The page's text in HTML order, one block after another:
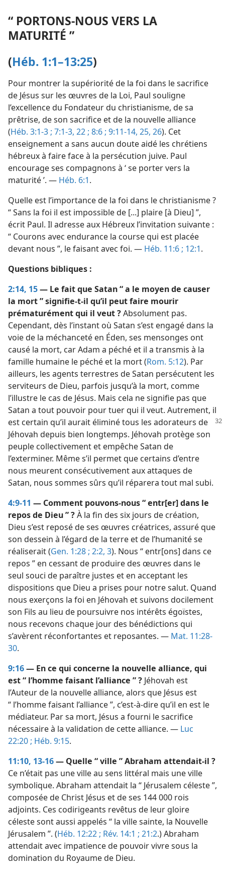
“ PORTONS-​NOUS VERS LA
MATURITÉ ”
(Héb. 1:1–13:25)
Pour montrer la supériorité de la foi dans le sacrifice
de Jésus sur les œuvres de la Loi, Paul souligne
l’excellence du Fondateur du christianisme, de sa
prêtrise, de son sacrifice et de la nouvelle alliance
(Héb. 3:1-3 ; 7:1-3, 22 ; 8:6 ; 9:11-14, 25, 26). Cet
enseignement a sans aucun doute aidé les chrétiens
hébreux à faire face à la persécution juive. Paul
encourage ses compagnons à ‘ se porter vers la
maturité ’. — Héb. 6:1.
Quelle est l’importance de la foi dans le christianisme ?
“ Sans la foi il est impossible de [...] plaire [à Dieu] ”,
écrit Paul. Il adresse aux Hébreux l’invitation suivante :
“ Courons avec endurance la course qui est placée
devant nous ”, le faisant avec foi. — Héb. 11:6 ; 12:1.
Questions bibliques :
2:14, 15— Le fait que Satan “ a le moyen de causer
la mort ” signifie-​t-​il qu’il peut faire mourir
prématurément qui il veut ?Absolument pas.
Cependant, dès l’instant où Satan s’est engagé dans la
voie de la méchanceté en Éden, ses mensonges ont
causé la mort, car Adam a péché et il a transmis à la
famille humaine le péché et la mort (Rom. 5:12). Par
ailleurs, les agents terrestres de Satan persécutent les
serviteurs de Dieu, parfois jusqu’à la mort, comme
l’illustre le cas de Jésus. Mais cela ne signifie pas que
Satan a tout pouvoir pour tuer qui il veut. Autrement, il
est certain qu’il aurait éliminé tous les adorateurs de
Jéhovah depuis bien longtemps. Jéhovah protège son
peuple collectivement et empêche Satan de
l’exterminer. Même s’il permet que certains d’entre
nous meurent consécutivement aux attaques de
Satan, nous sommes sûrs qu’il réparera tout mal subi.
4:9-11 — Comment pouvons-​nous “ entr[er] dans le
repos de Dieu ” ?À la fin des six jours de création,
Dieu s’est reposé de ses œuvres créatrices, assuré que
son dessein à l’égard de la terre et de l’humanité se
réaliserait (Gen. 1:28 ; 2:2, 3). Nous “ entr[ons] dans ce
repos ” en cessant de produire des œuvres dans le
seul souci de paraître justes et en acceptant les
dispositions que Dieu a prises pour notre salut. Quand
nous exerçons la foi en Jéhovah et suivons docilement
son Fils au lieu de poursuivre nos intérêts égoïstes,
nous recevons chaque jour des bénédictions qui
s’avèrent réconfortantes et reposantes. — Mat. 11:28-
30.
9:16— En ce qui concerne la nouvelle alliance, qui
est “ l’homme faisant l’alliance ” ? Jéhovah est
l’Auteur de la nouvelle alliance, alors que Jésus est
“ l’homme faisant l’alliance ”, c’est-à-dire qu’il en est le
médiateur. Par sa mort, Jésus a fourni le sacrifice
nécessaire à la validation de cette alliance. — Luc
22:20 ; Héb. 9:15.
11:10, 13-16— Quelle “ ville ” Abraham attendait-​il ?
Ce n’était pas une ville au sens littéral mais une ville
symbolique. Abraham attendait la “ Jérusalem céleste ”,
composée de Christ Jésus et de ses 144 000 rois
adjoints. Ces codirigeants revêtus de leur gloire
céleste sont aussi appelés “ la ville sainte, la Nouvelle
Jérusalem ”. (Héb. 12:22 ; Rév. 14:1 ; 21:2.) Abraham
attendait avec impatience de pouvoir vivre sous la
domination du Royaume de Dieu.